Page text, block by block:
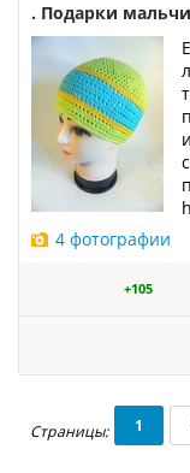
. Подарки
4 фотографии
+105
Страницы: 1